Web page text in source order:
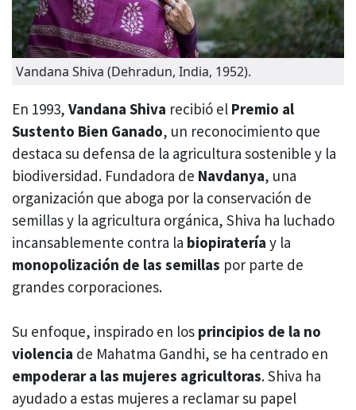
Vandana Shiva (Dehradun, India, 1952).
En 1993, Vandana Shiva recibió el Premio al
Sustento Bien Ganado, un reconocimiento que
destaca su defensa de la agricultura sostenible y la
biodiversidad. Fundadora de Navdanya, una
organización que aboga por la conservación de
semillas y la agricultura orgánica, Shiva ha luchado
incansablemente contra la biopiratería y la
monopolización de las semillas por parte de
grandes corporaciones.
Su enfoque, inspirado en los principios de la no
violencia de Mahatma Gandhi, se ha centrado en
empoderar a las mujeres agricultoras. Shiva ha
ayudado a estas mujeres a reclamar su papel